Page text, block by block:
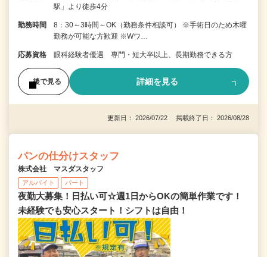
駅」より徒歩4分
勤務時間
8：30～3時間～OK（勤務条件相談可） ※手術日のため木曜
勤務が可能な方歓迎 ※Wワ…
応募資格 眼科経験者優遇 専門・短大卒以上、長期勤務できる方
後で見る 詳細を見る
更新日： 2026/07/22 掲載終了日： 2026/08/28
パンの仕分けスタッフ
株式会社 マスダスタッフ
アルバイト パート
夜勤大募集！日払い可☆週1日からOKの簡単作業です！
未経験でも安心スタート！シフトは自由！